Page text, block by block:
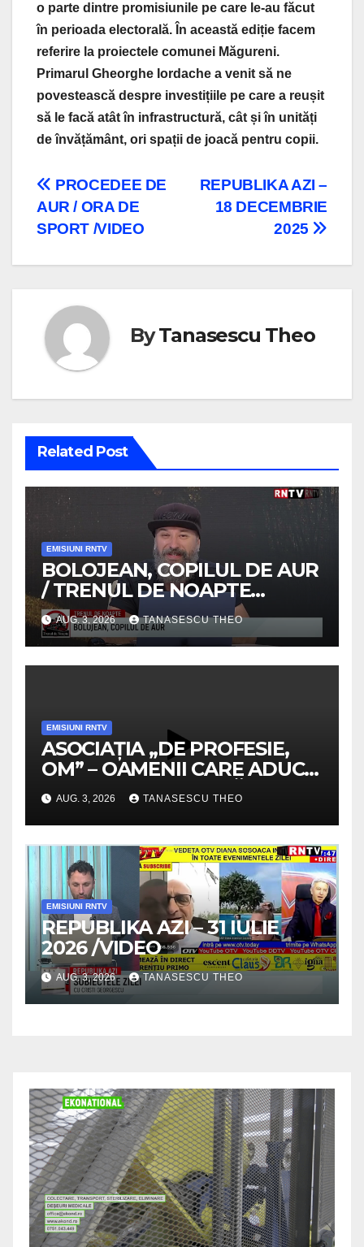
o parte dintre promisiunile pe care le-au făcut
în perioada electorală. În această ediție facem
referire la proiectele comunei Măgureni.
Primarul Gheorghe Iordache a venit să ne
povestească despre investițiile pe care a reușit
să le facă atât în infrastructură, cât și în unități
de învățământ, ori spații de joacă pentru copii.
Navigare
în
articole
REPUBLIKA AZI –
18 DECEMBRIE
2025
PROCEDEE DE
AUR / ORA DE
SPORT /VIDEO
ByTanasescu Theo
Related Post
EMISIUNI RNTV
BOLOJEAN, COPILUL DE AUR
/ TRENUL DE NOAPTE
/VIDEO
AUG. 3, 2026 TANASESCU THEO
EMISIUNI RNTV
ASOCIAȚIA „DE PROFESIE,
OM” – OAMENII CARE ADUC
VALOARE COMUNITĂȚII /
SECRETELE SUCCESULUI
/VIDEO
AUG. 3, 2026 TANASESCU THEO
EMISIUNI RNTV
REPUBLIKA AZI – 31 IULIE
2026 /VIDEO
AUG. 3, 2026 TANASESCU THEO